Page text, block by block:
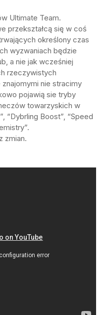
Ultimate Team.
przekształcą się w coś
określony czas
wyzwaniach będzie
a nie jak wcześniej
rzeczywistych
nie stracimy
pojawią sie tryby
towarzyskich w
“Dybrling Boost”, “Speed
zmian.